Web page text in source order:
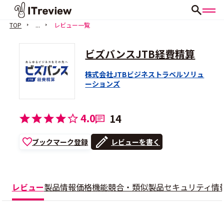
TOP ... レビュー一覧
ビズバンスJTB経費精算
株式会社JTBビジネストラベルソリュ
ーションズ
4.0 14
ブックマーク登録 レビューを書く
レビュー製品情報価格機能競合・類似製品セキュリティ情